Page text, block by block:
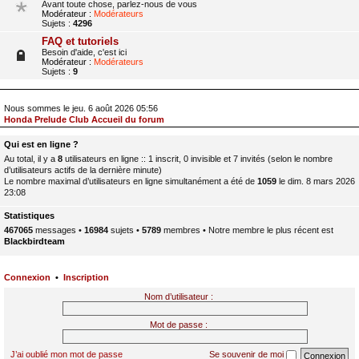
Avant toute chose, parlez-nous de vous
Modérateur : Modérateurs
Sujets : 4296
FAQ et tutoriels
Besoin d'aide, c'est ici
Modérateur : Modérateurs
Sujets : 9
Nous sommes le jeu. 6 août 2026 05:56
Honda Prelude Club Accueil du forum
Qui est en ligne ?
Au total, il y a 8 utilisateurs en ligne :: 1 inscrit, 0 invisible et 7 invités (selon le nombre
d’utilisateurs actifs de la dernière minute)
Le nombre maximal d’utilisateurs en ligne simultanément a été de 1059 le dim. 8 mars 2026
23:08
Statistiques
467065 messages • 16984 sujets • 5789 membres • Notre membre le plus récent est
Blackbirdteam
Connexion • Inscription
Nom d’utilisateur :
Mot de passe :
J’ai oublié mon mot de passe Se souvenir de moi